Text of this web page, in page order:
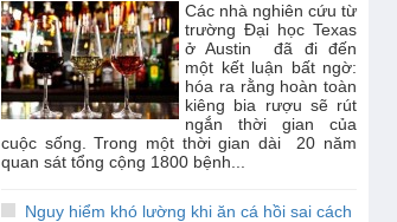
Các nhà nghiên cứu từ
trường Đại học Texas
ở Austin đã đi đến
một kết luận bất ngờ:
hóa ra rằng hoàn toàn
kiêng bia rượu sẽ rút
ngắn thời gian của
cuộc sống. Trong một thời gian dài 20 năm
quan sát tổng cộng 1800 bệnh...
Nguy hiểm khó lường khi ăn cá hồi sai cách